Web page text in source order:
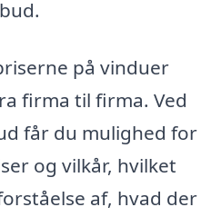
på vinduer
firma til firma. Ved
får du mulighed for
og vilkår, hvilket
af, hvad der